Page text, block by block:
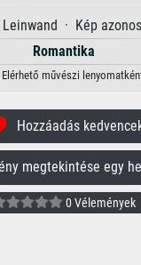
· Kép
Romantika
művészi
Hozzáadás
megtekintése egy
0 Vélemények